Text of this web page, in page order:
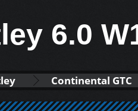
6.0
Continental GTC